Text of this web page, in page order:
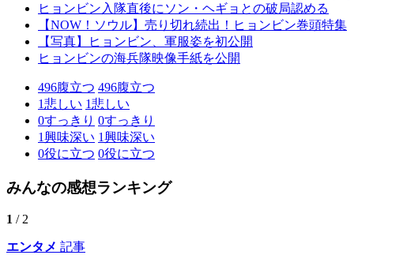
ヒョンビン入隊直後にソン・ヘギョとの破局認める
【NOW！ソウル】売り切れ続出！ヒョンビン巻頭特集
【写真】ヒョンビン、軍服姿を初公開
ヒョンビンの海兵隊映像手紙を公開
496腹立つ 496腹立つ
1悲しい 1悲しい
0すっきり 0すっきり
1興味深い 1興味深い
0役に立つ 0役に立つ
みんなの感想ランキング
1 / 2
エンタメ 記事